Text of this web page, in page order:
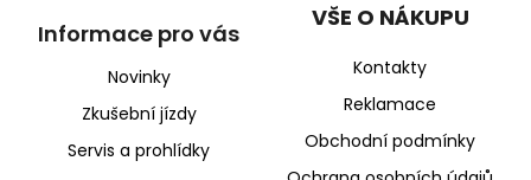
Informace pro vás
Novinky
Zkušební jízdy
Servis a prohlídky
VŠE O NÁKUPU
Kontakty
Reklamace
Obchodní podmínky